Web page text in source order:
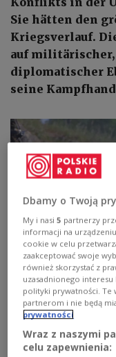
Sie hätten den
Kriegsverlauf.
auf
diplomatischer
seine
Der amerikanischen
außereuropäische
Saudi-Arabien angesichts
Schlüsselrolle.
Der Russland
Dbamy o Twoją
My i nasi5 partnerzy
informacji na
cookie w celu
zaakceptować swoje
również skorzystać z
uzasadnionego
polityki prywatności. Te
partnerom i nie będą
prywatności
Wraz z naszymi
celu zapewnienia: